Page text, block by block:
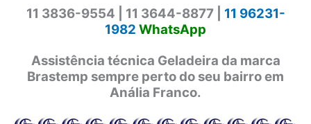
11 3836-9554 | 11 3644-8877 | 11 96231-
1982 WhatsApp
Assistência técnica Geladeira da marca
Brastemp sempre perto do seu bairro em
Anália Franco.